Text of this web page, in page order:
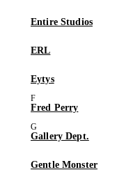
Entire Studios
ERL
Eytys
Fred Perry
Gallery Dept.
Gentle Monster